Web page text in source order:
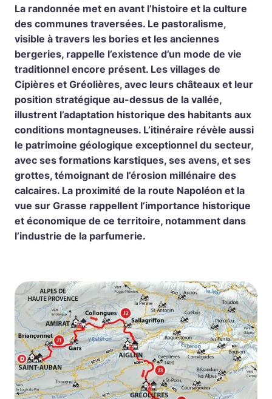
La randonnée met en avant l’histoire et la culture
des communes traversées. Le pastoralisme,
visible à travers les bories et les anciennes
bergeries, rappelle l’existence d’un mode de vie
traditionnel encore présent. Les villages de
Cipières et Gréolières, avec leurs châteaux et leur
position stratégique au-dessus de la vallée,
illustrent l’adaptation historique des habitants aux
conditions montagneuses. L’itinéraire révèle aussi
le patrimoine géologique exceptionnel du secteur,
avec ses formations karstiques, ses avens, et ses
grottes, témoignant de l’érosion millénaire des
calcaires. La proximité de la route Napoléon et la
vue sur Grasse rappellent l’importance historique
et économique de ce territoire, notamment dans
l’industrie de la parfumerie.